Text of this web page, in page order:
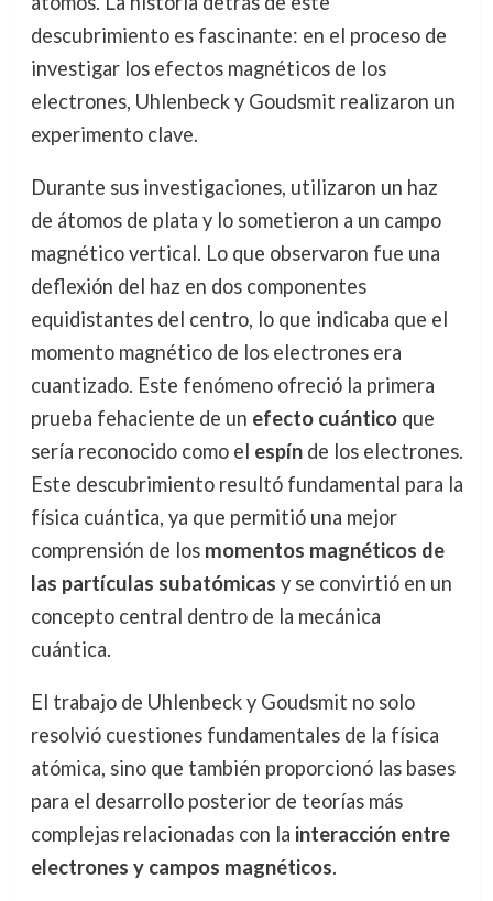
descubrimiento es fascinante: en el proceso de
investigar los efectos magnéticos de los
electrones, Uhlenbeck y Goudsmit realizaron un
experimento clave.
Durante sus investigaciones, utilizaron un haz
de átomos de plata y lo sometieron a un campo
magnético vertical. Lo que observaron fue una
deflexión del haz en dos componentes
equidistantes del centro, lo que indicaba que el
momento magnético de los electrones era
cuantizado. Este fenómeno ofreció la primera
prueba fehaciente de un efecto cuánticoque
sería reconocido como el espínde los electrones.
Este descubrimiento resultó fundamental para la
física cuántica, ya que permitió una mejor
comprensión de los momentos magnéticos de
las partículas subatómicas y se convirtió en un
concepto central dentro de la mecánica
cuántica.
El trabajo de Uhlenbeck y Goudsmit no solo
resolvió cuestiones fundamentales de la física
atómica, sino que también proporcionó las bases
para el desarrollo posterior de teorías más
complejas relacionadas con la interacción entre
electrones y campos magnéticos.